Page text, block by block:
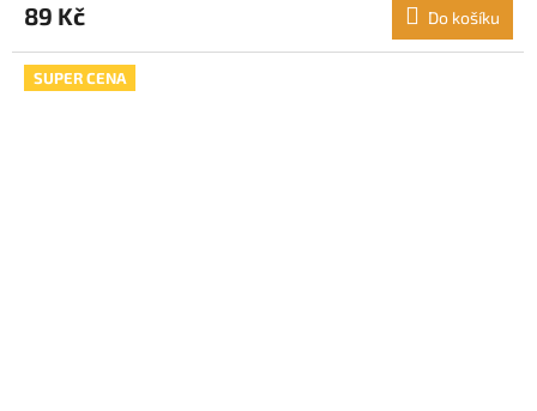
89 Kč Do košíku
SUPER CENA